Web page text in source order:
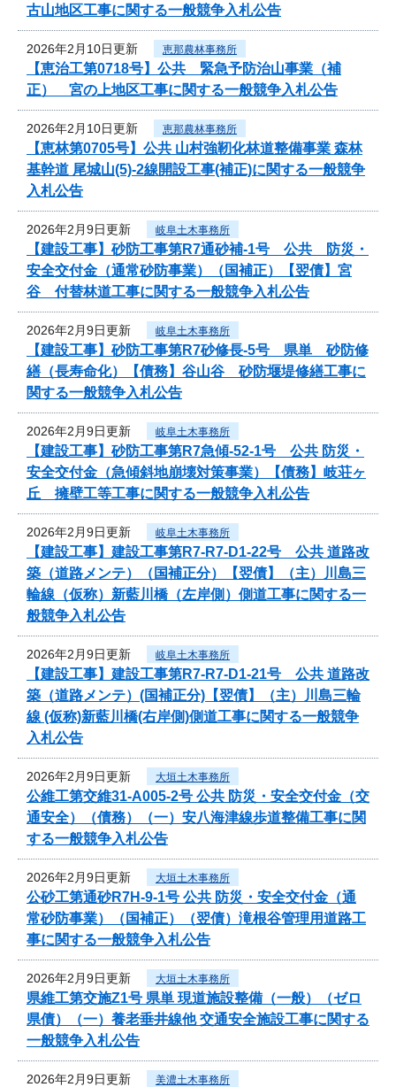
古山地区工事に関する一般競争入札公告
2026年2月10日更新 恵那農林事務所
【恵治工第0718号】公共 緊急予防治山事業（補
正） 宮の上地区工事に関する一般競争入札公告
2026年2月10日更新 恵那農林事務所
【恵林第0705号】公共 山村強靭化林道整備事業 森林
基幹道 尾城山(5)-2線開設工事(補正)に関する一般競争
入札公告
2026年2月9日更新 岐阜土木事務所
【建設工事】砂防工事第R7通砂補-1号 公共 防災・
安全交付金（通常砂防事業）（国補正）【翌債】宮
谷 付替林道工事に関する一般競争入札公告
2026年2月9日更新 岐阜土木事務所
【建設工事】砂防工事第R7砂修長-5号 県単 砂防修
繕（長寿命化）【債務】谷山谷 砂防堰堤修繕工事に
関する一般競争入札公告
2026年2月9日更新 岐阜土木事務所
【建設工事】砂防工事第R7急傾-52-1号 公共 防災・
安全交付金（急傾斜地崩壊対策事業）【債務】岐荘ヶ
丘 擁壁工等工事に関する一般競争入札公告
2026年2月9日更新 岐阜土木事務所
【建設工事】建設工事第R7-R7-D1-22号 公共 道路改
築（道路メンテ）（国補正分）【翌債】（主）川島三
輪線（仮称）新藍川橋（左岸側）側道工事に関する一
般競争入札公告
2026年2月9日更新 岐阜土木事務所
【建設工事】建設工事第R7-R7-D1-21号 公共 道路改
築（道路メンテ）(国補正分)【翌債】（主）川島三輪
線 (仮称)新藍川橋(右岸側)側道工事に関する一般競争
入札公告
2026年2月9日更新 大垣土木事務所
公維工第交維31-A005-2号 公共 防災・安全交付金（交
通安全）（債務）（一）安八海津線歩道整備工事に関
する一般競争入札公告
2026年2月9日更新 大垣土木事務所
公砂工第通砂R7H-9-1号 公共 防災・安全交付金（通
常砂防事業）（国補正）（翌債）滝根谷管理用道路工
事に関する一般競争入札公告
2026年2月9日更新 大垣土木事務所
県維工第交施Z1号 県単 現道施設整備（一般）（ゼロ
県債）（一）養老垂井線他 交通安全施設工事に関する
一般競争入札公告
2026年2月9日更新 美濃土木事務所